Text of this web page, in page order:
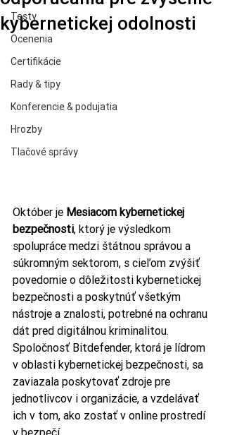
Testy
Ocenenia
Certifikácie
Rady & tipy
Konferencie & podujatia
Hrozby
Tlačové správy
kybernetickej odolnosti
Október je Mesiacom kybernetickej
bezpečnosti, ktorý je výsledkom
spolupráce medzi štátnou správou a
súkromným sektorom, s cieľom zvýšiť
povedomie o dôležitosti kybernetickej
bezpečnosti a poskytnúť všetkým
nástroje a znalosti, potrebné na ochranu
dát pred digitálnou kriminalitou.
Spoločnosť Bitdefender, ktorá je lídrom
v oblasti kybernetickej bezpečnosti, sa
zaviazala poskytovať zdroje pre
jednotlivcov i organizácie, a vzdelávať
ich v tom, ako zostať v online prostredí